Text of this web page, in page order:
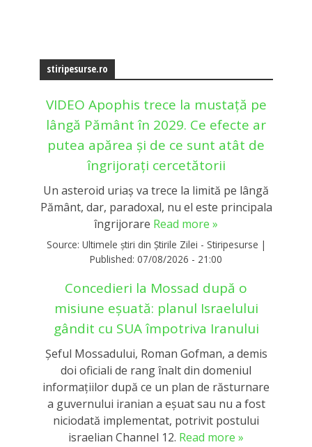
stiripesurse.ro
VIDEO Apophis trece la mustață pe
lângă Pământ în 2029. Ce efecte ar
putea apărea și de ce sunt atât de
îngrijorați cercetătorii
Un asteroid uriaș va trece la limită pe lângă
Pământ, dar, paradoxal, nu el este principala
îngrijorare Read more »
Source: Ultimele știri din Știrile Zilei - Stiripesurse |
Published: 07/08/2026 - 21:00
Concedieri la Mossad după o
misiune eșuată: planul Israelului
gândit cu SUA împotriva Iranului
Șeful Mossadului, Roman Gofman, a demis
doi oficiali de rang înalt din domeniul
informațiilor după ce un plan de răsturnare
a guvernului iranian a eșuat sau nu a fost
niciodată implementat, potrivit postului
israelian Channel 12. Read more »